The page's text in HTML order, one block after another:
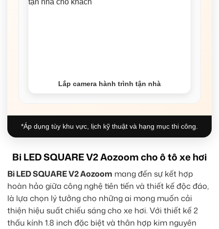
Lắp camera hành trình tận nhà
*Áp dụng tùy khu vực, lịch kỹ thuật và hạng mục thi công.
Bi LED SQUARE V2 Aozoom cho ô tô xe hơi
Bi LED SQUARE V2 Aozoom mang đến sự kết hợp
hoàn hảo giữa công nghệ tiên tiến và thiết kế độc đáo,
là lựa chọn lý tưởng cho những ai mong muốn cải
thiện hiệu suất chiếu sáng cho xe hơi. Với thiết kế 2
thấu kính 1.8 inch đặc biệt và thân hợp kim nguyên